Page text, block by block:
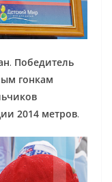
. Победитель
гонкам
2014 метров.